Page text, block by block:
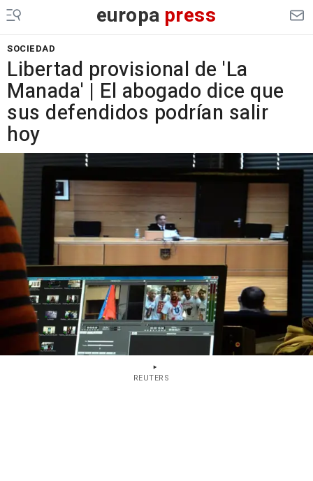
europa press
SOCIEDAD
Libertad provisional de 'La
Manada' | El abogado dice que
sus defendidos podrían salir
hoy
REUTERS